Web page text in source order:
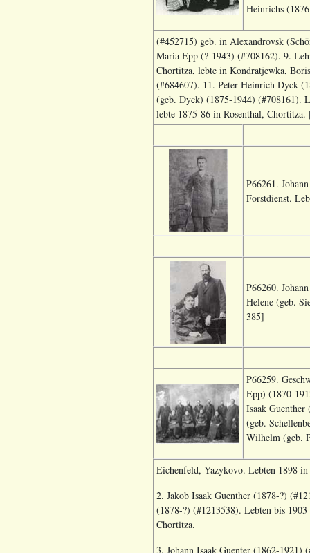
Heinrichs
(#452715) geb. in Alexandrovsk
Maria Epp (?-1943) (#708162). 9.
Chortitza, lebte in Kondratjewka,
(#684607). 11. Peter Heinrich Dyck
(geb. Dyck) (1875-1944) (#708161).
lebte 1875-86 in Rosenthal,
P66261.
Forstdienst.
P66260.
Helene (geb.
385]
P66259.
Epp) (1870-
Isaak
(geb.
Wilhelm (geb.
Eichenfeld, Yazykovo. Lebten 1898
2. Jakob Isaak Guenther (1878-?)
(1878-?) (#1213538). Lebten bis
Chortitza.
3. Johann Isaak Guenter (1862-